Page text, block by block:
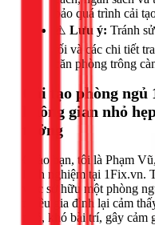
bảo quá trình cải
⚠️ Lưu ý: Tránh
tối và các chi tiết
căn phòng trông
Cải tạo phòng
không gian nhỏ
tưởng
Chào bạn, tôi là Phạm
kinh nghiệm tại
việc sở hữu một phòng
nhiều gia đình lại cảm
nhỏ, khó bài trí, gây